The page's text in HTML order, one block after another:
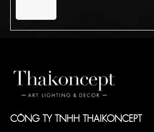
CÔNG TY TNHH THAIKONCEPT